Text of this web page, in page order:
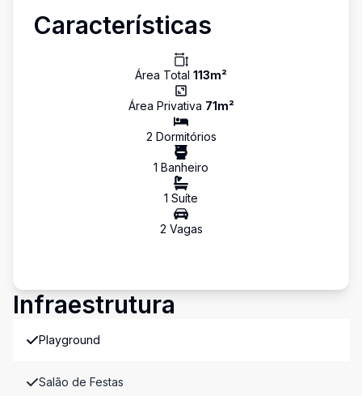
Características
Área Total 113m²
Área Privativa 71m²
2 Dormitórios
1 Banheiro
1 Suíte
2 Vagas
Infraestrutura
Playground
Salão de Festas